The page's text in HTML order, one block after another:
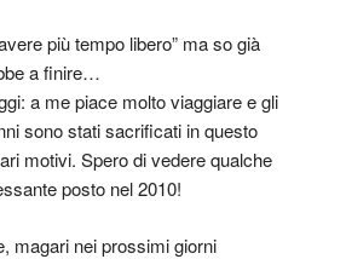
più tempo libero” ma so già
a finire…
a me piace molto viaggiare e gli
sono stati sacrificati in questo
motivi. Spero di vedere qualche
posto nel 2010!
magari nei prossimi giorni